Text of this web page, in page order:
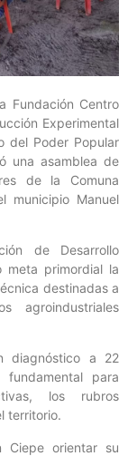
Fundación Centro
Experimental
del Poder Popular
una asamblea de
de la Comuna
municipio Manuel
de Desarrollo
meta primordial la
destinadas a
agroindustriales
diagnóstico a 22
para
los rubros
territorio.
Ciepe orientar su